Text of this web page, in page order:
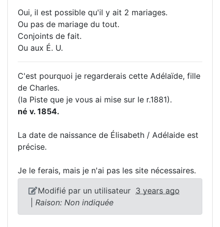
Oui, il est possible qu'il y ait 2 mariages.
Ou pas de mariage du tout.
Conjoints de fait.
Ou aux É. U.
C'est pourquoi je regarderais cette Adélaïde, fille
de Charles.
(la Piste que je vous ai mise sur le r.1881).
né v. 1854.
La date de naissance de Élisabeth / Adélaide est
précise.
Je le ferais, mais je n'ai pas les site nécessaires.
Modifié par un utilisateur 3 years ago
Raison: Non indiquée